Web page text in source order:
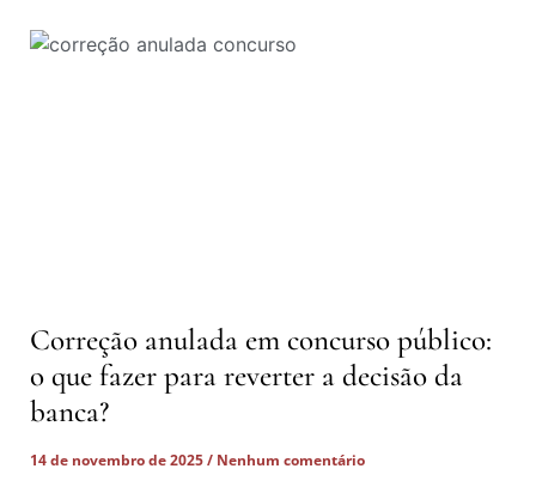
Correção anulada em concurso público:
o que fazer para reverter a decisão da
banca?
14 de novembro de 2025
Nenhum comentário